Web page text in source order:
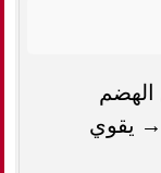
السلق غني بالحديد وفيتامين C → يقوي